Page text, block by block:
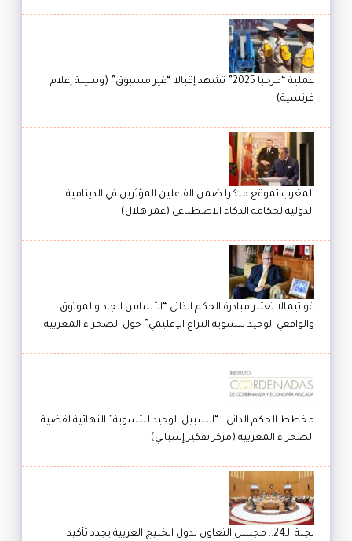
عملية “مرحبا 2025” تشهد إقبالا “غير مسبوق” (وسيلة إعلام
فرنسية)
المغرب تموقع مبكرا ضمن الفاعلين المؤثرين في الدينامية
الدولية لحكامة الذكاء الاصطناعي (عمر هلال)
غواتيمالا تعتبر مبادرة الحكم الذاتي “الأساس الجاد والموثوق
والواقعي الوحيد لتسوية النزاع الإقليمي” حول الصحراء المغربية
مخطط الحكم الذاتي.. “السبيل الوحيد للتسوية” النهائية لقضية
الصحراء المغربية (مركز تفكير إسباني)
لجنة الـ24.. مجلس التعاون لدول الخليج العربية يجدد تأكيد